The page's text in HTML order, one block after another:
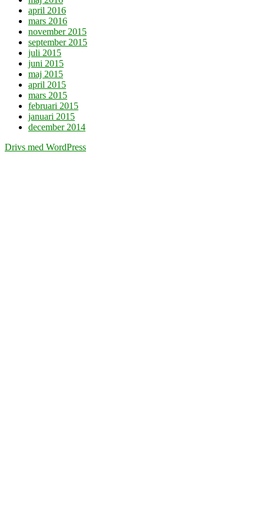
april 2016
mars 2016
november 2015
september 2015
juli 2015
juni 2015
maj 2015
april 2015
mars 2015
februari 2015
januari 2015
december 2014
Drivs med WordPress